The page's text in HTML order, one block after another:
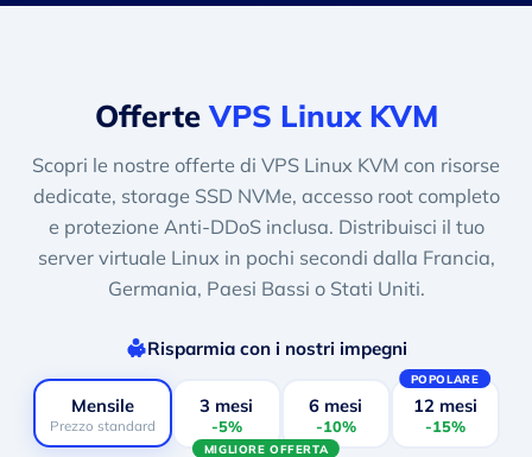
OfferteVPS Linux KVM
Scopri le nostre offerte di VPS Linux KVM con risorse
dedicate, storage SSD NVMe, accesso root completo
e protezione Anti-DDoS inclusa. Distribuisci il tuo
server virtuale Linux in pochi secondi dalla Francia,
Germania, Paesi Bassi o Stati Uniti.
Risparmia con i nostri impegni
Mensile
Prezzo standard
3 mesi
-5%
6 mesi
-10%
POPOLARE
12 mesi
-15%
MIGLIORE OFFERTA